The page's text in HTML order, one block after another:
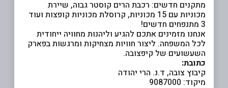
מתקנים חדשים: רכבת הרים קוסטר גבוה, שיירת
מכוניות עם 15 מכוניות, קרוסלת מכוניות קופצות ועוד
3 מתנפחים חדשים!
אנחנו מזמינים אתכם להגיע וליהנות מחוויה ייחודית
לכל המשפחה. ליצור חוויות מצחיקות ומרגשות בפארק
השעשועים של קיפצובה.
כתובת:
קיבוץ צובה, ד.נ. הרי יהודה
מיקוד: 9087000